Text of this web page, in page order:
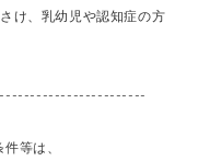
け、乳幼児や認知症の方
等は、